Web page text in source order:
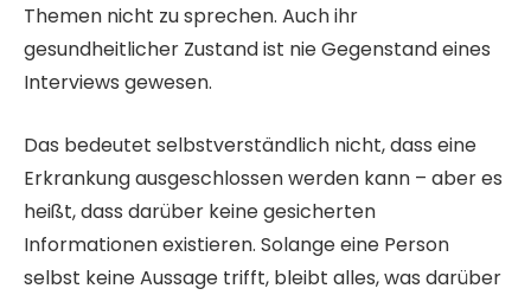
Themen nicht zu sprechen. Auch ihr
gesundheitlicher Zustand ist nie Gegenstand eines
Interviews gewesen.
Das bedeutet selbstverständlich nicht, dass eine
Erkrankung ausgeschlossen werden kann – aber es
heißt, dass darüber keine gesicherten
Informationen existieren. Solange eine Person
selbst keine Aussage trifft, bleibt alles, was darüber